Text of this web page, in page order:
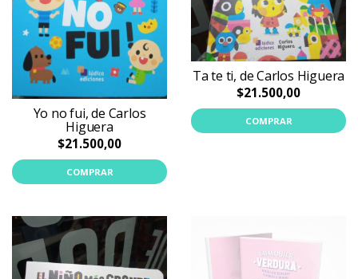
Yo no fui, de Carlos
Higuera
$21.500,00
COMPRAR
Ta te ti, de Carlos Higuera
$21.500,00
COMPRAR